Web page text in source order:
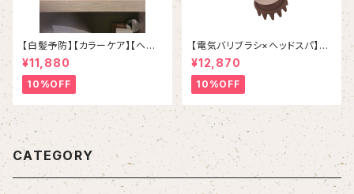
【白髪予防】【カラーケア】【ヘマ
チン配合】【ホルダーつき】スマイ
ルproudシャンプー＆トリートメ
ント
¥11,880
10%OFF
【電気バリブラシ×ヘッドスパ】ゾ
ーガンキンスカルプ
¥12,870
10%OFF
CATEGORY